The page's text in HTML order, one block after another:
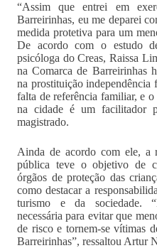
“Assim que entrei em
Barreirinhas, eu me deparei
medida protetiva para um
De acordo com o estudo
psicóloga do Creas, Raissa
na Comarca de Barreirinhas
na prostituição independência
falta de referência familiar, e
na cidade é um facilitador
magistrado.
Ainda de acordo com ele, a
pública teve o objetivo de
órgãos de proteção das
como destacar a
turismo e da sociedade.
necessária para evitar que
de risco e tornem-se vítimas
Barreirinhas”, ressaltou Artur